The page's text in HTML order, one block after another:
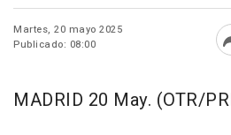
Martes, 20 mayo 2025
Publicado: 08:00
MADRID 20 May. (OTR/